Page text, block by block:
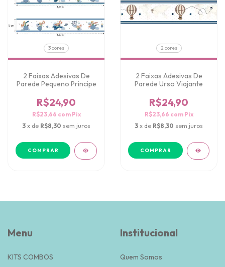
3 cores
2 Faixas Adesivas De
Parede Pequeno Principe
R$24,90
R$23,66 com Pix
3 x de R$8,30 sem juros
COMPRAR
2 cores
2 Faixas Adesivas De
Parede Urso Viajante
R$24,90
R$23,66 com Pix
3 x de R$8,30 sem juros
COMPRAR
Menu
KITS COMBOS
Institucional
Quem Somos